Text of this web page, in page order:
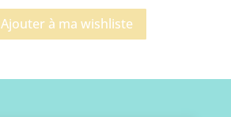
Ajouter à ma wishliste